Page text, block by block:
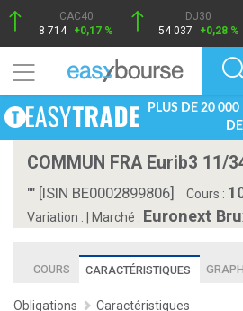
CAC40
8 714 +0,17 %
DJ30
54 037
+0,28 %
PLUS DE 20
COMMUN FRA Eurib3 11/
"" [ISIN BE0002899806] Cours :
Variation :
Marché : Euronext
COURS CARACTÉRISTIQUES
Obligations Caractéristiques